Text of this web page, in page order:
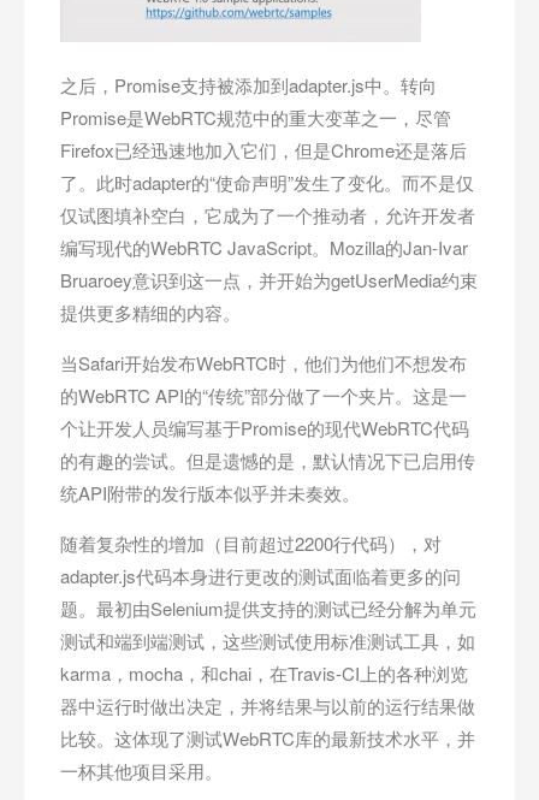
之后，Promise支持被添加到adapter.js中。转向
Promise是WebRTC规范中的重大变革之一，尽管
Firefox已经迅速地加入它们，但是Chrome还是落后
了。此时adapter的“使命声明”发生了变化。而不是仅
仅试图填补空白，它成为了一个推动者，允许开发者
编写现代的WebRTC JavaScript。Mozilla的Jan-Ivar
Bruaroey意识到这一点，并开始为getUserMedia约束
提供更多精细的内容。
当Safari开始发布WebRTC时，他们为他们不想发布
的WebRTC API的“传统”部分做了一个夹片。这是一
个让开发人员编写基于Promise的现代WebRTC代码
的有趣的尝试。但是遗憾的是，默认情况下已启用传
统API附带的发行版本似乎并未奏效。
随着复杂性的增加（目前超过2200行代码），对
adapter.js代码本身进行更改的测试面临着更多的问
题。最初由Selenium提供支持的测试已经分解为单元
测试和端到端测试，这些测试使用标准测试工具，如
karma，mocha，和chai，在Travis-CI上的各种浏览
器中运行时做出决定，并将结果与以前的运行结果做
比较。这体现了测试WebRTC库的最新技术水平，并
一杯其他项目采用。